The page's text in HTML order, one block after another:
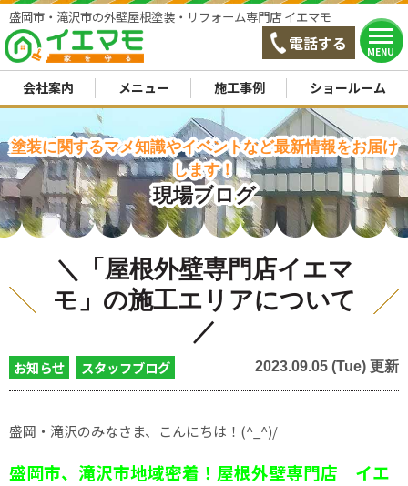
電話する MENU
盛岡市・滝沢市の外壁屋根塗装・リフォーム専門店 イエマモ
会社案内 メニュー 施工事例 ショールーム
塗装に関するマメ知識やイベントなど最新情報をお届け
します！
現場ブログ
＼「屋根外壁専門店イエマ
モ」の施工エリアについて
／
お知らせ スタッフブログ 2023.09.05 (Tue) 更新
盛岡・滝沢のみなさま、こんにちは！(^_^)/
盛岡市、滝沢市地域密着！屋根外壁専門店 イエ